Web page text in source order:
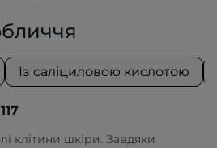
Із саліциловою кислотою
117
клітини шкіри. Завдяки